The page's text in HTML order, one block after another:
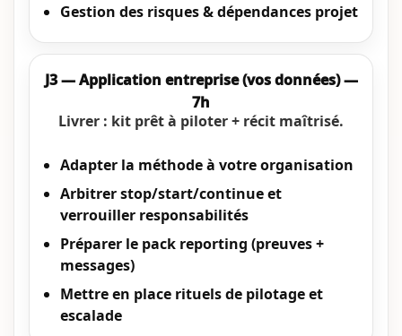
Gestion des risques & dépendances projet
J3 — Application entreprise (vos données) —
7h
Livrer : kit prêt à piloter + récit maîtrisé.
Adapter la méthode à votre organisation
Arbitrer stop/start/continue et
verrouiller responsabilités
Préparer le pack reporting (preuves +
messages)
Mettre en place rituels de pilotage et
escalade